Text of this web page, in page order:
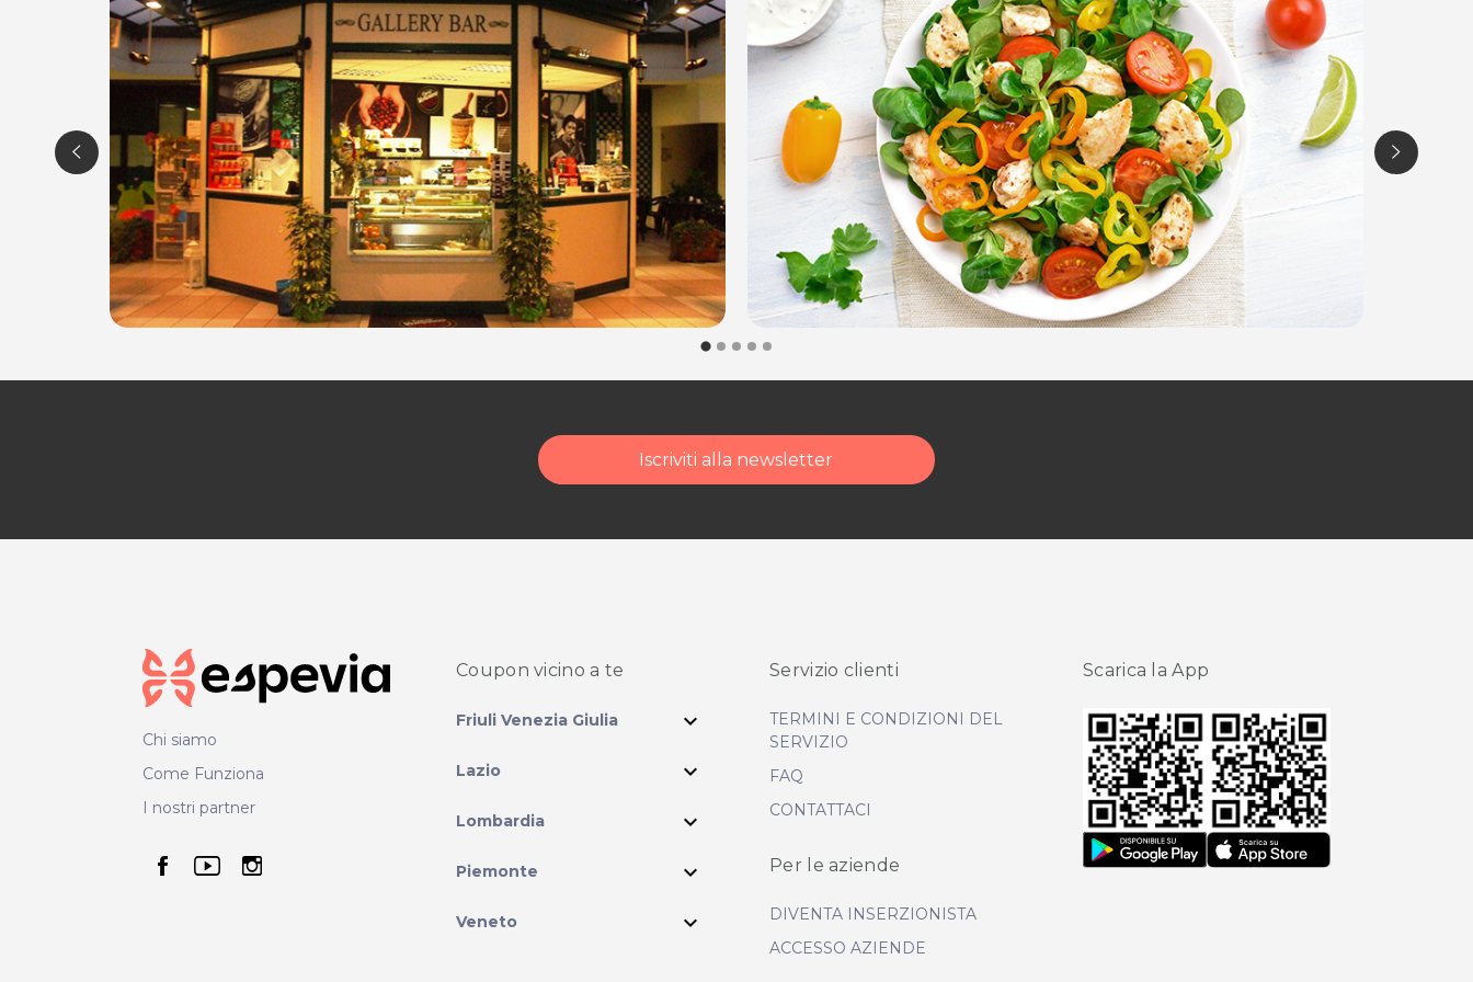
Iscriviti alla newsletter
Chi siamo
Come Funziona
I nostri partner
seguici su facebook
seguici su youtube
seguici su instagram
Coupon vicino a te
Friuli Venezia Giulia expand_more
Lazio expand_more
Lombardia expand_more
Piemonte expand_more
Veneto expand_more
Servizio clienti
TERMINI E CONDIZIONI DEL
SERVIZIO
FAQ
CONTATTACI
Per le aziende
DIVENTA INSERZIONISTA
ACCESSO AZIENDE
Scarica la App